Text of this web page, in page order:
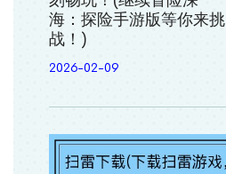
海：探险手游版等你来挑
战！)
2026-02-09